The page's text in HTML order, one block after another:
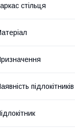
стільця
підлокітників